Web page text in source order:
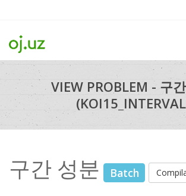
VIEW PROBLEM - 구
구간 성분 Batch